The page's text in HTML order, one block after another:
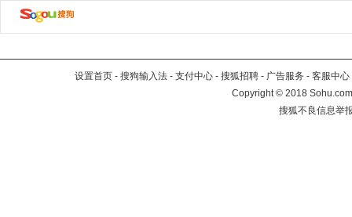
设置首页 - 搜狗输入法 - 支付中心 - 搜狐招聘 - 广告服务 - 客服中心
Copyright©2018
搜狐不良信息举